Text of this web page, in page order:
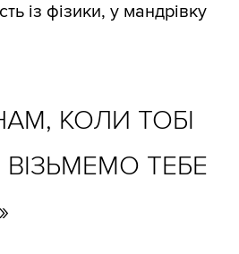
із фізики, у мандрівку
КОЛИ ТОБІ
ВІЗЬМЕМО ТЕБЕ